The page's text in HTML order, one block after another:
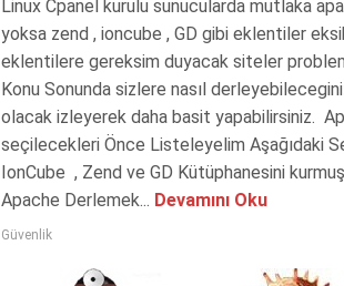
Linux Cpanel kurulu sunucularda mutlaka
yoksa zend , ioncube , GD gibi eklentiler
eklentilere gereksim duyacak siteler
Konu Sonunda sizlere nasıl
olacak izleyerek daha basit yapabilirsiniz.
seçilecekleri Önce Listeleyelim Aşağıdaki
IonCube , Zend ve GD Kütüphanesini kurmuş
Apache Derlemek... Devamını Oku
Güvenlik